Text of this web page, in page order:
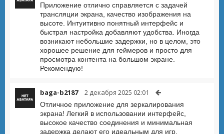
Приложение отлично справляется с задачей
трансляции экрана, качество изображения на
высоте. Интуитивно понятный интерфейс и
быстрая настройка добавляют удобства. Иногда
возникают небольшие задержки, но в целом, это
хорошее решение для геймеров и просто для
просмотра контента на большом экране.
Рекомендую!
baga-b2187 2 декабря 2025 02:01
Отличное приложение для зеркалирования
экрана! Легкий в использовании интерфейс,
высокое качество соединения и минимальная
задержка делают его идеальным для игр.